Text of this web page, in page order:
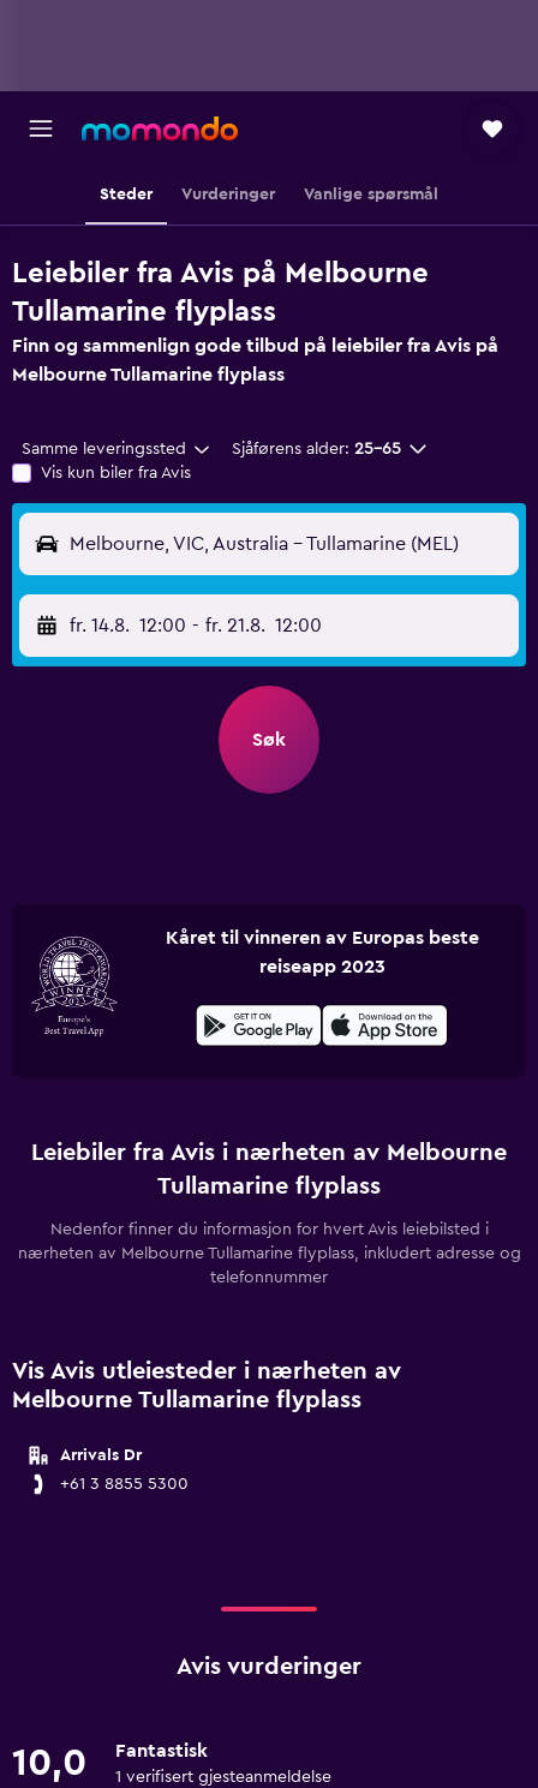
Steder Vurderinger Vanlige spørsmål
Leiebiler fra Avis på Melbourne
Tullamarine flyplass
Finn og sammenlign gode tilbud på leiebiler fra Avis på
Melbourne Tullamarine flyplass
Samme leveringssted Sjåførens alder: 25–65
Vis kun biler fra Avis
Melbourne, VIC, Australia - Tullamarine (MEL)
fr. 14.8. 12:00 - fr. 21.8. 12:00
Søk
Kåret til vinneren av Europas beste
reiseapp 2023
Leiebiler fra Avis i nærheten av Melbourne
Tullamarine flyplass
Nedenfor finner du informasjon for hvert Avis leiebilsted i
nærheten av Melbourne Tullamarine flyplass, inkludert adresse og
telefonnummer
Vis Avis utleiesteder i nærheten av
Melbourne Tullamarine flyplass
Arrivals Dr
+61 3 8855 5300
Avis vurderinger
10,0 Fantastisk
1 verifisert gjesteanmeldelse